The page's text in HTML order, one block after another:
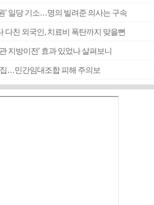
’ 일당 기소…명의 빌려준 의사는 구속
다친 외국인, 치료비 폭탄까지 맞을뻔
지방이전’ 효과 있었나 살펴보니
…민간임대조합 피해 주의보